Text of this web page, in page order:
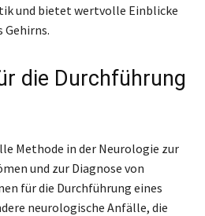
und bietet wertvolle Einblicke
Gehirns.
die Durchführung
Methode in der Neurologie zur
und zur Diagnose von
für die Durchführung eines
neurologische Anfälle, die